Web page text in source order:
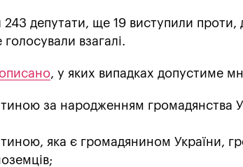
депутати, ще 19 виступили проти,
взагалі.
, у яких випадках допустиме
за народженням громадянства
яка є громадянином України,